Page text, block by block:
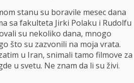
stanu su boravile mesec dana
sa fakulteta Jirki Polaku i Rudolfu
su nekoliko dana, mnogo
što su zazvonili na moja vrata.
u Iran, snimali tamo filmove za
u svetu. Ne znam da li su živi.